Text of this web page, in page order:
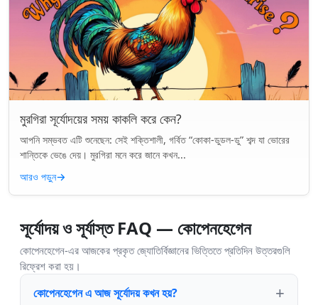
মুরগিরা সূর্যোদয়ের সময় কাকলি করে কেন?
আপনি সম্ভবত এটি শুনেছেন: সেই শক্তিশালী, গর্বিত “কোকা-ডুডল-ডু” শব্দ যা ভোরের
শান্তিকে ভেঙে দেয়। মুরগিরা মনে করে জানে কখন...
আরও পড়ুন→
সূর্যোদয় ও সূর্যাস্ত FAQ — কোপেনহেগেন
কোপেনহেগেন-এর আজকের প্রকৃত জ্যোতির্বিজ্ঞানের ভিত্তিতে প্রতিদিন উত্তরগুলি
রিফ্রেশ করা হয়।
কোপেনহেগেন এ আজ সূর্যোদয় কখন হয়?